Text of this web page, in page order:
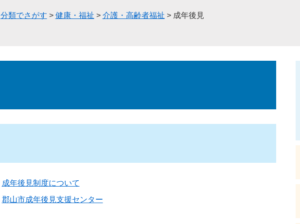
分類でさがす > 健康・福祉 > 介護・高齢者福祉 > 成年後見
成年後見制度について
郡山市成年後見支援センター